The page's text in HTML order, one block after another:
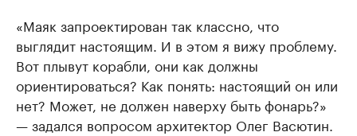
«Маяк запроектирован так классно, что
выглядит настоящим. И в этом я вижу проблему.
Вот плывут корабли, они как должны
ориентироваться? Как понять: настоящий он или
нет? Может, не должен наверху быть фонарь?»
— задался вопросом архитектор Олег Васютин.